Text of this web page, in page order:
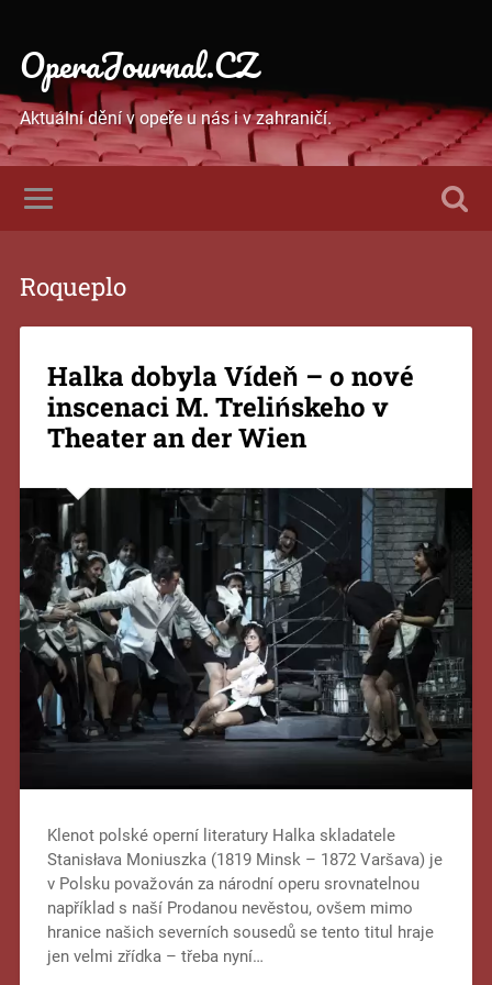
OperaJournal.CZ
Aktuální dění v opeře u nás i v zahraničí.
Roqueplo
Halka dobyla Vídeň – o nové
inscenaci M. Trelińskeho v
Theater an der Wien
Klenot polské operní literatury Halka skladatele
Stanisłava Moniuszka (1819 Minsk – 1872 Varšava) je
v Polsku považován za národní operu srovnatelnou
například s naší Prodanou nevěstou, ovšem mimo
hranice našich severních sousedů se tento titul hraje
jen velmi zřídka – třeba nyní…